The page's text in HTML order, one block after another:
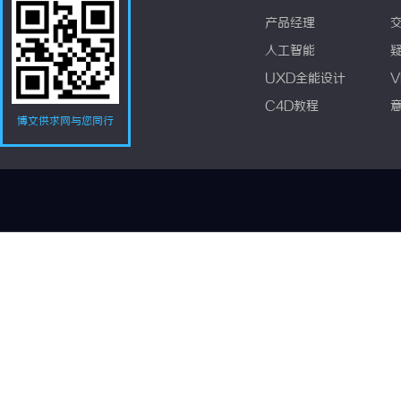
博文供求网与您同行
产品经理
人工智能
UXD全能设计
C4D教程